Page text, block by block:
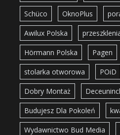
Schüco OknoPlus
Awilux Polska
Hörmann Polska Pagen
stolarka otworowa POiD
Dobry Montaż
Budujesz Dla Pokoleń
Wydawnictwo Bud Media